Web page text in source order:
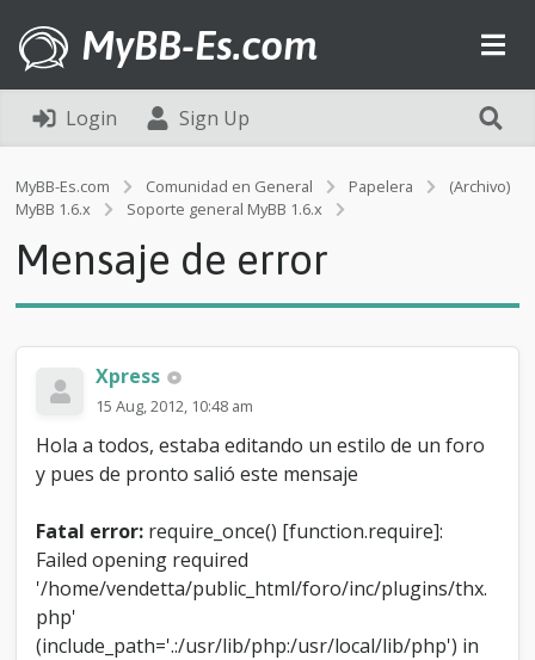
MyBB-Es.com
Login Sign Up
MyBB-Es.com Comunidad en General Papelera
(Archivo)
MyBB 1.6.x
Soporte general MyBB 1.6.x
a
e
r
r
o
Mensaje de error
Xpress
15 Aug, 2012, 10:48 am
Hola a todos, estaba editando un estilo de un foro
y pues de pronto salió este mensaje
Fatal error: require_once() [function.require]:
Failed opening required
'/home/vendetta/public_html/foro/inc/plugins/thx.
php'
(include_path='.:/usr/lib/php:/usr/local/lib/php') in